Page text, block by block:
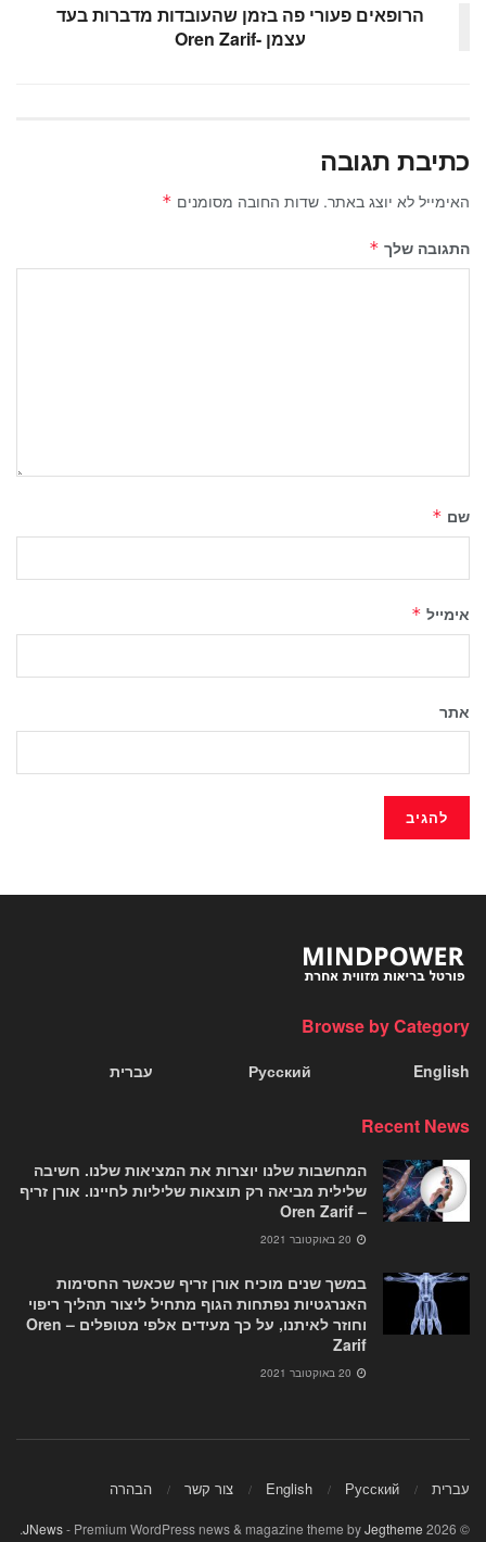
הרופאים פעורי פה בזמן שהעובדות מדברות בעד
עצמן -Oren Zarif
כתיבת תגובה
האימייל לא יוצג באתר. שדות החובה מסומנים *
התגובה שלך *
שם *
אימייל *
אתר
Browse by Category
English
Русский עברית
Recent News
המחשבות שלנו יוצרות את המציאות שלנו. חשיבה
שלילית מביאה רק תוצאות שליליות לחיינו. אורן זריף
– Oren Zarif
במשך שנים מוכיח אורן זריף שכאשר החסימות
האנרגטיות נפתחות הגוף מתחיל ליצור תהליך ריפוי
וחוזר לאיתנו, על כך מעידים אלפי מטופלים – Oren
Zarif
עברית Русский
English צור קשר הבהרה
© 2026
JNews- Premium WordPress news & magazine theme byJegtheme
.